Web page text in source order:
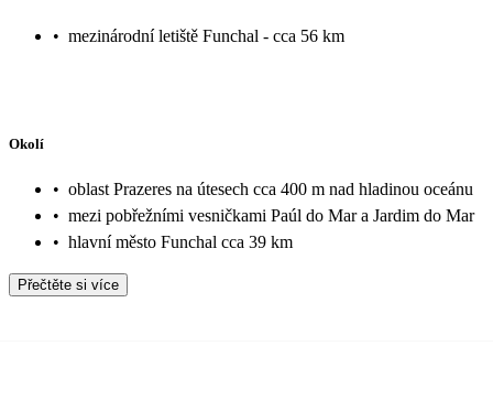
• mezinárodní letiště Funchal - cca 56 km
Okolí
• oblast Prazeres na útesech cca 400 m nad hladinou oceánu
• mezi pobřežními vesničkami Paúl do Mar a Jardim do Mar
• hlavní město Funchal cca 39 km
Přečtěte si více